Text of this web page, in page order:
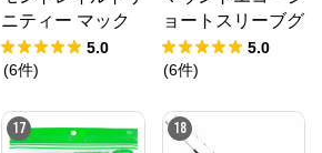
ニティー マック
ス
5.0
(6件)
ョートスリーブグ
ラフィックTシャ
ツ
5.0
(6件)
17 18